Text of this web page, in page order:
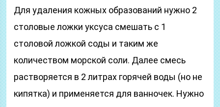
Для удаления кожных образований нужно 2
столовые ложки уксуса смешать с 1
столовой ложкой соды и таким же
количеством морской соли. Далее смесь
растворяется в 2 литрах горячей воды (но не
кипятка) и применяется для ванночек. Нужно